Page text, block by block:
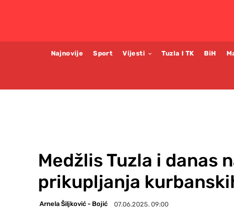
Najnovije Sport Vijesti Tuzla I TK BiH
Medžlis Tuzla i danas
prikupljanja
Arnela Šiljković - Bojić 07.06.2025. 09:00